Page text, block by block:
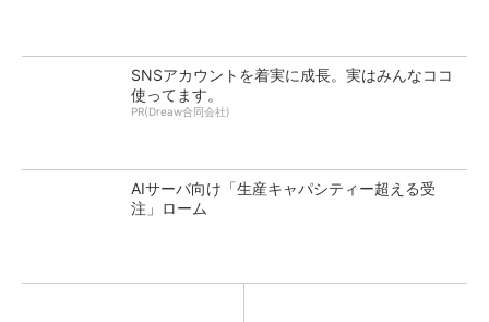
SNSアカウントを着実に成長。実はみんなココ
使ってます。
PR(Dreaw合同会社)
AIサーバ向け「生産キャパシティー超える受
注」ローム